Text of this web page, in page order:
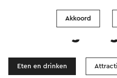
Eten en drinken
Akkoord